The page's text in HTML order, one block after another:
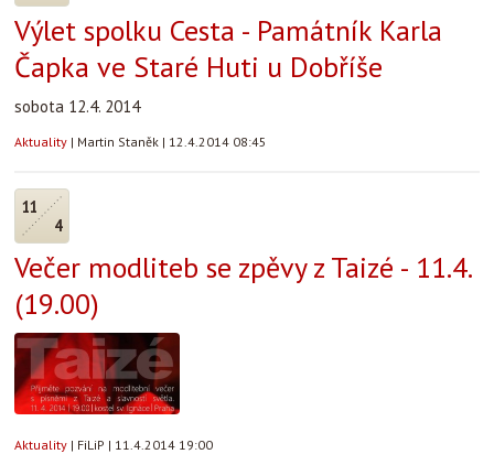
Výlet spolku Cesta - Památník Karla
Čapka ve Staré Huti u Dobříše
sobota 12.4. 2014
Aktuality | Martin Staněk | 12.4.2014 08:45
11
4
Večer modliteb se zpěvy z Taizé - 11.4.
(19.00)
Aktuality | FiLiP | 11.4.2014 19:00